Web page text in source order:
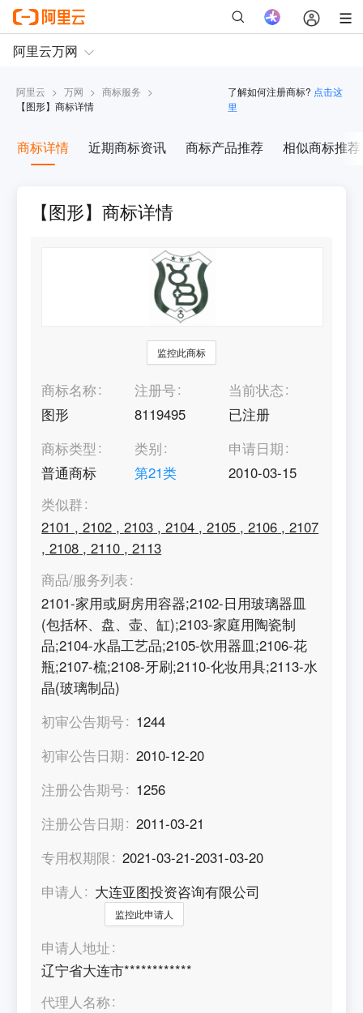
阿里云 > 万网 > 商标服务 >
【图形】商标详情
了解如何注册商标? 点击这
里
商标详情 近期商标资讯 商标产品推荐 相似商标推荐
【图形】商标详情
监控此商标
商标名称
图形
注册号
8119495
当前状态
已注册
商标类型
普通商标
类别
第21类
申请日期
2010-03-15
类似群
2101 ,2102 ,2103 ,2104 ,2105 ,2106 ,2107
,2108 ,2110 ,2113
商品/服务列表
2101-家用或厨房用容器;2102-日用玻璃器皿
(包括杯、盘、壶、缸);2103-家庭用陶瓷制
品;2104-水晶工艺品;2105-饮用器皿;2106-花
瓶;2107-梳;2108-牙刷;2110-化妆用具;2113-水
晶(玻璃制品)
初审公告期号
1244
初审公告日期
2010-12-20
注册公告期号
1256
注册公告日期
2011-03-21
专用权期限
2021-03-21-2031-03-20
申请人
大连亚图投资咨询有限公司
监控此申请人
申请人地址
辽宁省大连市************
代理人名称